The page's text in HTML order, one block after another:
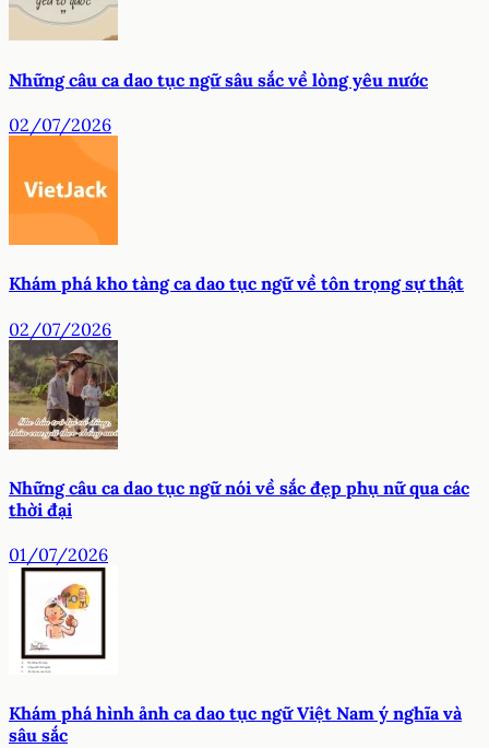
Những câu ca dao tục ngữ sâu sắc về lòng yêu nước
02/07/2026
Khám phá kho tàng ca dao tục ngữ về tôn trọng sự thật
02/07/2026
Những câu ca dao tục ngữ nói về sắc đẹp phụ nữ qua các
thời đại
01/07/2026
Khám phá hình ảnh ca dao tục ngữ Việt Nam ý nghĩa và
sâu sắc